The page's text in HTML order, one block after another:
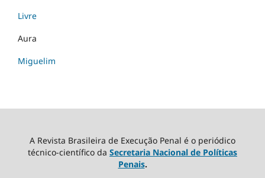
Livre
Aura
Miguelim
A Revista Brasileira de Execução Penal é o periódico
técnico-científico da Secretaria Nacional de Políticas
Penais.